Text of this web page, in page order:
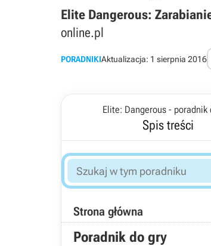
Elite Dangerous:
online.pl
PORADNIKIAktualizacja: 1 sierpnia 2016
Elite: Dangerous - poradnik
Spis treści
Strona główna
Poradnik do gry